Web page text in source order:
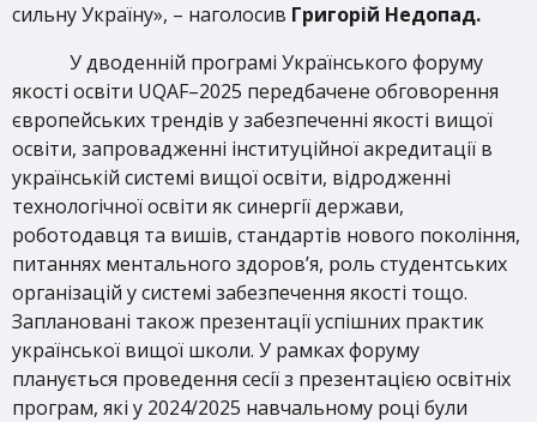
сильну Україну», – наголосив Григорій Недопад.
У дводенній програмі Українського форуму
якості освіти UQAF–2025 передбачене обговорення
європейських трендів у забезпеченні якості вищої
освіти, запровадженні інституційної акредитації в
українській системі вищої освіти, відродженні
технологічної освіти як синергії держави,
роботодавця та вишів, стандартів нового покоління,
питаннях ментального здоров’я, роль студентських
організацій у системі забезпечення якості тощо.
Заплановані також презентації успішних практик
української вищої школи. У рамках форуму
планується проведення сесії з презентацією освітніх
програм, які у 2024/2025 навчальному році були